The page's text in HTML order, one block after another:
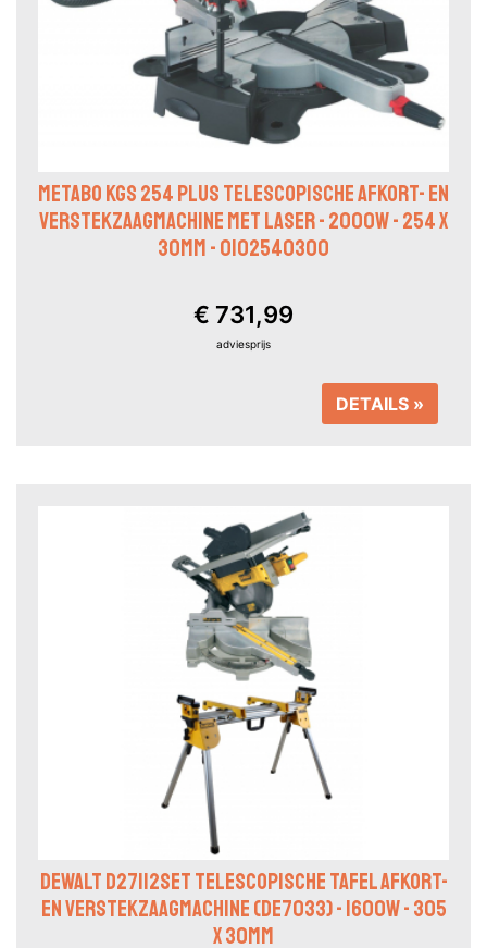
METABO KGS 254 PLUS TELESCOPISCHE AFKORT- EN
VERSTEKZAAGMACHINE MET LASER - 2000W - 254 X
30MM - 0102540300
€ 731,99
adviesprijs
DETAILS »
DEWALT D27112SET TELESCOPISCHE TAFEL AFKORT-
EN VERSTEKZAAGMACHINE (DE7033) - 1600W - 305
X 30MM